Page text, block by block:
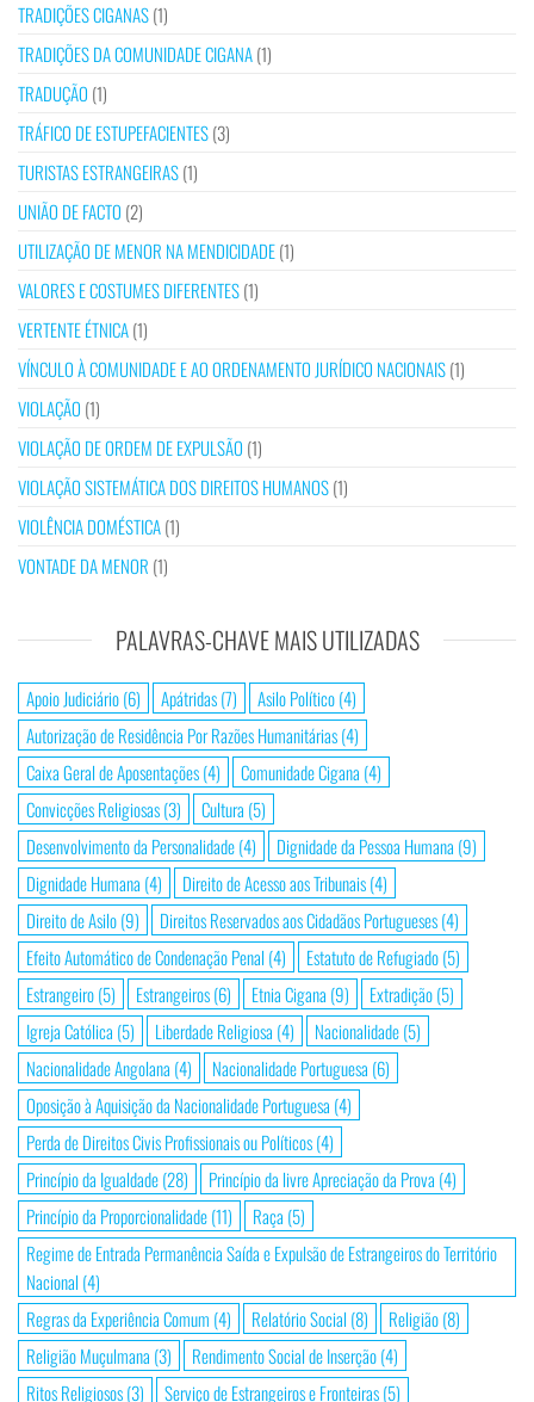
TRADIÇÕES CIGANAS(1)
TRADIÇÕES DA COMUNIDADE CIGANA(1)
TRADUÇÃO (1)
TRÁFICO DE ESTUPEFACIENTES(3)
TURISTAS ESTRANGEIRAS(1)
UNIÃO DE FACTO (2)
UTILIZAÇÃO DE MENOR NA MENDICIDADE(1)
VALORES E COSTUMES DIFERENTES(1)
VERTENTE ÉTNICA(1)
VÍNCULO À COMUNIDADE E AO ORDENAMENTO JURÍDICO NACIONAIS(1)
VIOLAÇÃO (1)
VIOLAÇÃO DE ORDEM DE EXPULSÃO (1)
VIOLAÇÃO SISTEMÁTICA DOS DIREITOS HUMANOS(1)
VIOLÊNCIA DOMÉSTICA(1)
VONTADE DA MENOR (1)
PALAVRAS-CHAVE MAIS UTILIZADAS
Apoio Judiciário(6) Apátridas(7) Asilo Político(4)
Autorização de Residência Por Razões Humanitárias(4)
Caixa Geral de Aposentações(4) Comunidade Cigana (4)
Convicções Religiosas(3) Cultura (5)
Desenvolvimento da Personalidade(4) Dignidade da Pessoa Humana (9)
Dignidade Humana (4) Direito de Acesso aos Tribunais(4)
Direito de Asilo(9) Direitos Reservados aos Cidadãos Portugueses(4)
Efeito Automático de Condenação Penal (4) Estatuto de Refugiado(5)
Estrangeiro(5) Estrangeiros(6) Etnia Cigana (9) Extradição(5)
Igreja Católica (5) Liberdade Religiosa (4) Nacionalidade(5)
Nacionalidade Angolana (4) Nacionalidade Portuguesa (6)
Oposição à Aquisição da Nacionalidade Portuguesa (4)
Perda de Direitos Civis Profissionais ou Políticos(4)
Princípio da Igualdade(28) Princípio da livre Apreciação da Prova (4)
Princípio da Proporcionalidade(11) Raça (5)
Regime de Entrada Permanência Saída e Expulsão de Estrangeiros do Território
Nacional (4)
Regras da Experiência Comum (4) Relatório Social (8) Religião(8)
Religião Muçulmana (3) Rendimento Social de Inserção(4)
Ritos Religiosos(3) Serviço de Estrangeiros e Fronteiras(5)